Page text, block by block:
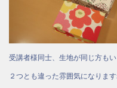
受講者様同士、生地が同じ方も
２つとも違った雰囲気になりま